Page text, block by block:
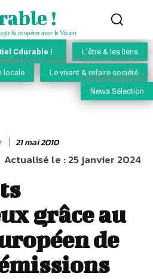
!
& coopérer avec le Vivant
Cdurable ! L'être & les liens
locale Le vivant & refaire société
News Sélection
21 mai 2010
Actualisé le :25 janvier 2024
grâce au
de